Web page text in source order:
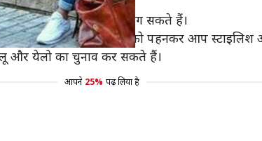
भी समय पहनकर स्टाइलिश लग सकते हैं।
का सुझाव देते हैं क्योंकि इसको पहनकर आप
और येलो का चुनाव कर सकते हैं।
आपने 25% पढ़ लिया है